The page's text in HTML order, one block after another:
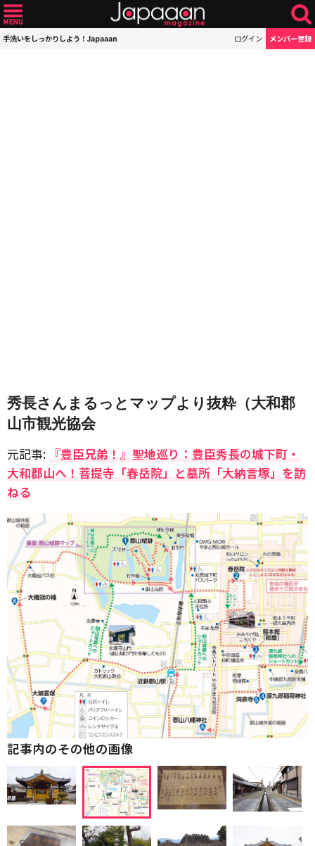
手洗いをしっかりしよう！Japaaan ログイン メンバー登録
秀長さんまるっとマップより抜粋（大和郡
山市観光協会
元記事: 『豊臣兄弟！』聖地巡り：豊臣秀長の城下町・
大和郡山へ！菩提寺「春岳院」と墓所「大納言塚」を訪
ねる
記事内のその他の画像